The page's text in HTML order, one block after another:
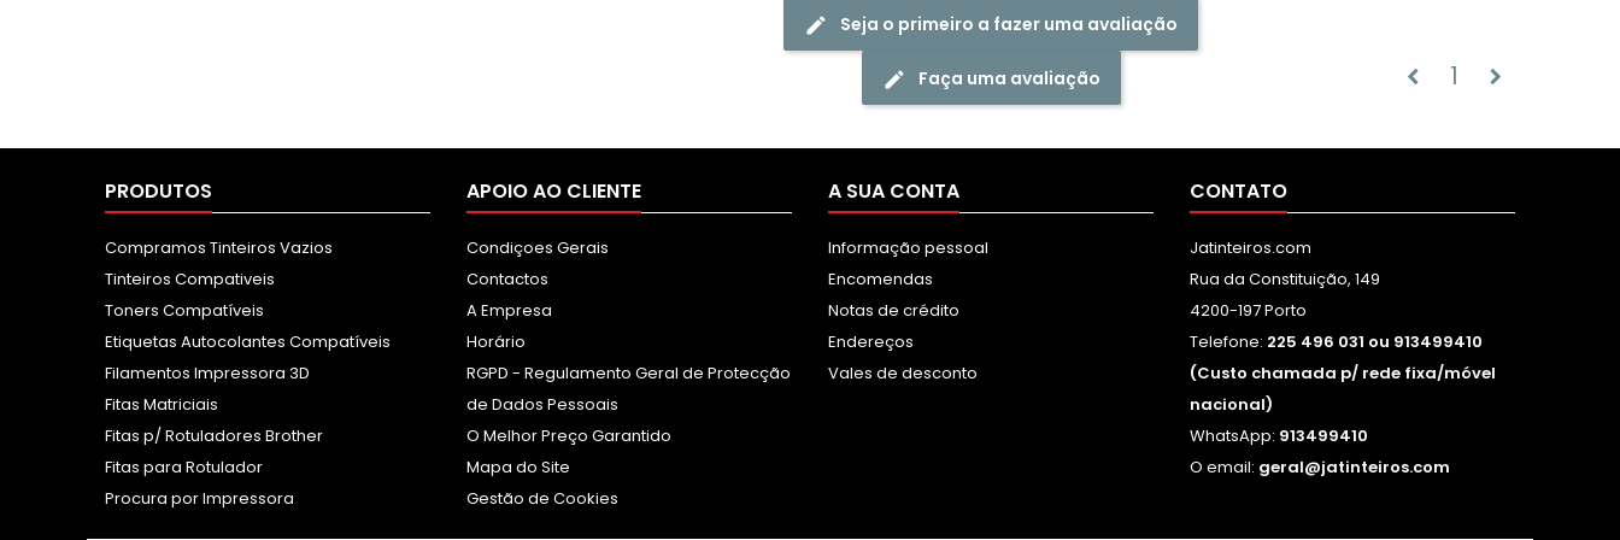
Seja o primeiro a fazer uma avaliação
chevron_left 1 chevron_right
Faça uma avaliação
PRODUTOS
Compramos Tinteiros Vazios
Tinteiros Compativeis
Toners Compatíveis
Etiquetas Autocolantes Compatíveis
Filamentos Impressora 3D
Fitas Matriciais
Fitas p/ Rotuladores Brother
Fitas para Rotulador
Procura por Impressora
APOIO AO CLIENTE
Condiçoes Gerais
Contactos
A Empresa
Horário
RGPD - Regulamento Geral de Protecção
de Dados Pessoais
O Melhor Preço Garantido
Mapa do Site
Gestão de Cookies
A SUA CONTA
Informação pessoal
Encomendas
Notas de crédito
Endereços
Vales de desconto
CONTATO
Jatinteiros.com
Rua da Constituição, 149
4200-197 Porto
Telefone: 225 496 031 ou 913499410
(Custo chamada p/ rede fixa/móvel
nacional)
WhatsApp: 913499410
O email: geral@jatinteiros.com